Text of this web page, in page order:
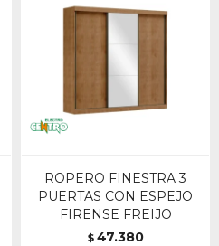
ROPERO FINESTRA 3
PUERTAS CON ESPEJO
FIRENSE FREIJO
$ 47.380